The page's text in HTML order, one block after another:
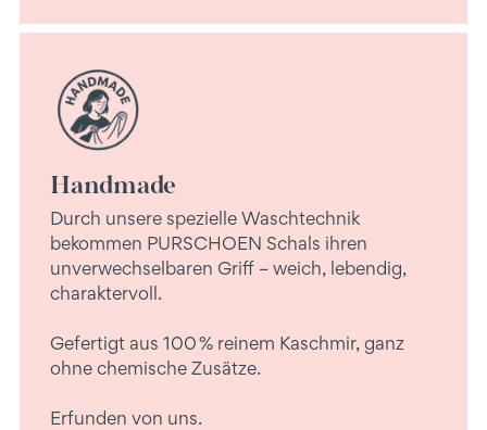
Handmade
Durch unsere spezielle Waschtechnik
bekommen PURSCHOEN Schals ihren
unverwechselbaren Griff – weich, lebendig,
charaktervoll.
Gefertigt aus 100 % reinem Kaschmir, ganz
ohne chemische Zusätze.
Erfunden von uns.